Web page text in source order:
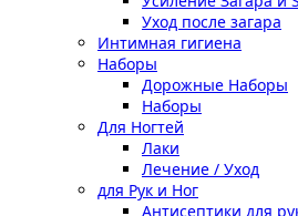
Уход после загара
Интимная гигиена
Наборы
Дорожные Наборы
Наборы
Для Ногтей
Лаки
Лечение / Уход
для Рук и Ног
Антисептики для